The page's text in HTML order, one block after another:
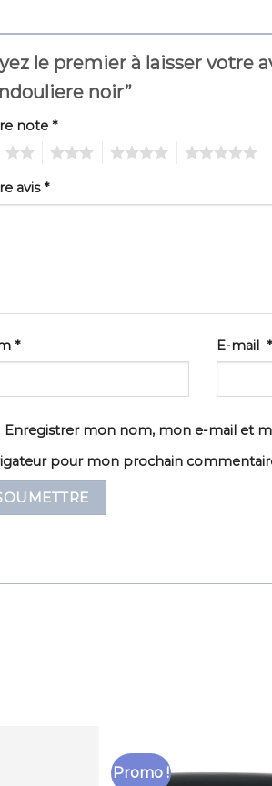
le premier à laisser votre
noir”
note *
avis*
* E-mail*
Enregistrer mon nom, mon e-mail et
pour mon prochain
Promo !